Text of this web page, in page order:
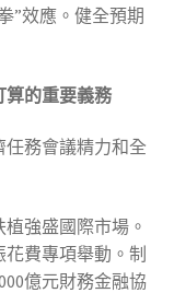
”效應。健全預期
算的重要義務
務會議精力和全
強盛國際市場。
費專項舉動。制
億元財務金融協